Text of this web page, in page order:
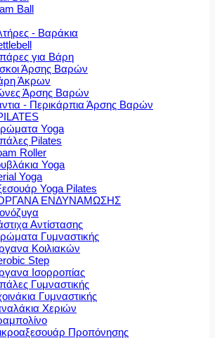
Ball
- Βαράκια
για Βάρη
Άρσης Βαρών
Άκρων
Άρσης Βαρών
- Περικάρπια Άρσης Βαρών
Yoga
Pilates
Roller
Yoga
Yoga
Yoga Pilates
ΕΝΔΥΝΑΜΩΣΗΣ
Αντίστασης
Γυμναστικής
Κοιλιακών
Step
Ισορροπίας
Γυμναστικής
Γυμναστικής
Χεριών
Προπόνησης